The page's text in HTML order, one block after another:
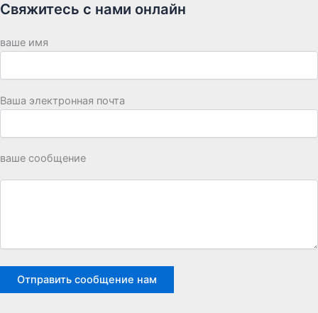
Свяжитесь с нами онлайн
ваше имя
Ваша электронная почта
ваше сообщение